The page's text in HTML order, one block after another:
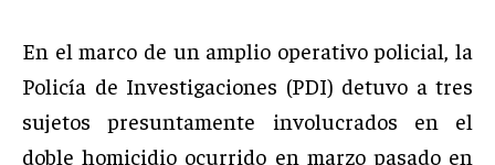
En el marco de un amplio operativo policial, la
Policía de Investigaciones (PDI) detuvo a tres
sujetos presuntamente involucrados en el
doble homicidio ocurrido en marzo pasado en